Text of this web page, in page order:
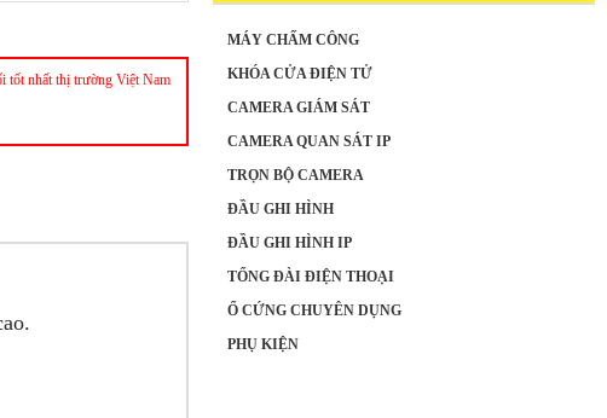
tốt nhất thị trường Việt Nam
MÁY CHẤM CÔNG
KHÓA CỬA ĐIỆN TỬ
CAMERA GIÁM SÁT
CAMERA QUAN SÁT IP
TRỌN BỘ CAMERA
ĐẦU GHI HÌNH
ĐẦU GHI HÌNH IP
TỔNG ĐÀI ĐIỆN THOẠI
Ổ CỨNG CHUYÊN DỤNG
PHỤ KIỆN